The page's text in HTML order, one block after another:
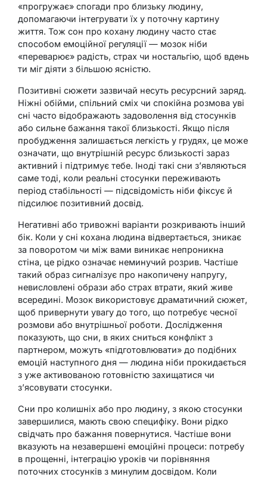
«прогружає» спогади про близьку людину,
допомагаючи інтегрувати їх у поточну картину
життя. Тож сон про кохану людину часто стає
способом емоційної регуляції — мозок ніби
«переварює» радість, страх чи ностальгію, щоб вдень
ти міг діяти з більшою ясністю.
Позитивні сюжети зазвичай несуть ресурсний заряд.
Ніжні обійми, спільний сміх чи спокійна розмова уві
сні часто відображають задоволення від стосунків
або сильне бажання такої близькості. Якщо після
пробудження залишається легкість у грудях, це може
означати, що внутрішній ресурс близькості зараз
активний і підтримує тебе. Іноді такі сни з’являються
саме тоді, коли реальні стосунки переживають
період стабільності — підсвідомість ніби фіксує й
підсилює позитивний досвід.
Негативні або тривожні варіанти розкривають інший
бік. Коли у сні кохана людина відвертається, зникає
за поворотом чи між вами виникає непроникна
стіна, це рідко означає неминучий розрив. Частіше
такий образ сигналізує про накопичену напругу,
невисловлені образи або страх втрати, який живе
всередині. Мозок використовує драматичний сюжет,
щоб привернути увагу до того, що потребує чесної
розмови або внутрішньої роботи. Дослідження
показують, що сни, в яких сниться конфлікт з
партнером, можуть «підготовлювати» до подібних
емоцій наступного дня — людина ніби прокидається
з уже активованою готовністю захищатися чи
з’ясовувати стосунки.
Сни про колишніх або про людину, з якою стосунки
завершилися, мають свою специфіку. Вони рідко
свідчать про бажання повернутися. Частіше вони
вказують на незавершені емоційні процеси: потребу
в прощенні, інтеграцію уроків чи порівняння
поточних стосунків з минулим досвідом. Коли